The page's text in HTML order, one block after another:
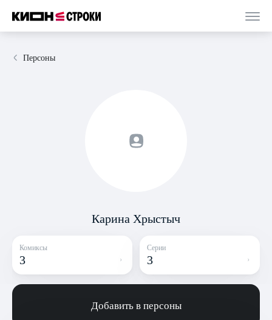
Персоны
Карина Хрыстыч
Комиксы
3
Серии
3
Добавить в персоны